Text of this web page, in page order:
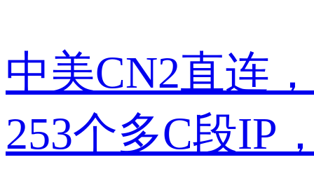
中美CN2直连
253个多C段IP